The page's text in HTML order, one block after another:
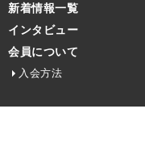
新着情報一覧
インタビュー
会員について
入会方法